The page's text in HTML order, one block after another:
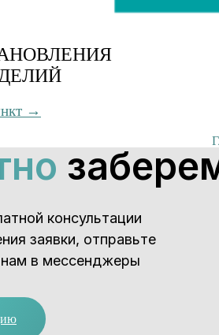
→
консультации
заявки, отправьте
в мессенджеры